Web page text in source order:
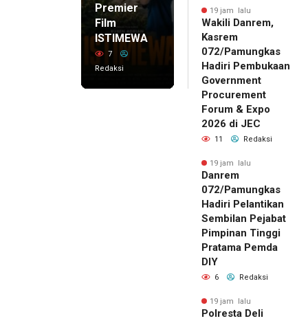
Premier
Film
ISTIMEWA
7
Redaksi
19 jam lalu
Wakili Danrem,
Kasrem
072/Pamungkas
Hadiri Pembukaan
Government
Procurement
Forum & Expo
2026 di JEC
11 Redaksi
19 jam lalu
Danrem
072/Pamungkas
Hadiri Pelantikan
Sembilan Pejabat
Pimpinan Tinggi
Pratama Pemda
DIY
6 Redaksi
19 jam lalu
Polresta Deli